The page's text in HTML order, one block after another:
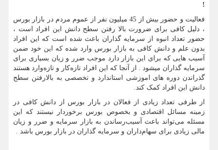
!
فعالیت و حضور بیش از 45 میلیون نفر از عموم مردم در بازار بورس
، دلیل کافی برای ضرورت بالا رفتن سطح دانش این افراد است ،
حضور تعداد انبوه از سرمایه گذاران باعث شده است که این افراد
بدون علم و دانش کافی به بازار بورس وارد شده که این خود ضمن
آسیب هایی که برای این بازار دارد موجب ضرر و زیان بسیاری برای
سرمایه گذاران میشود . از آنجا که این افراد تازه‌کار و تازه‌وارد هستند
گذراندن دوره های اموزشی استاندارد و تخصصی به بالارفتن سطح
دانش این افراد کمک کند.
از طرفی تعداد زیادی از فعالان در بازار بورس از دانش کافی در
زمینه مسائل اقتصادی و بخصوص بورس برخوردار نیستند که این
مسئله می‌تواند باعث آسیب‌رساندن به بازار سرمایه و ضرر و زیان
مالی زیادی برای سهام‌داران و سرمایه گذاران در بازار بورس باشد .